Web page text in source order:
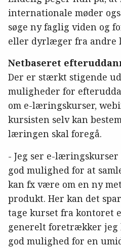
internationale møder
søge ny faglig viden og
eller dyrlæger fra andre
Netbaseret
Der er stærkt stigende
muligheder for
om e-læringskurser,
kursisten selv kan
læringen skal foregå.
- Jeg ser e-læringskurser
god mulighed for at
kan fx være om en ny
produkt. Her kan det
tage kurset fra kontoret
generelt foretrækker jeg
god mulighed for en